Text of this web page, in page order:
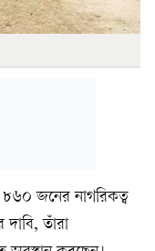
৮৬০ জনের নাগরিকত্ব
দাবি, তাঁরা